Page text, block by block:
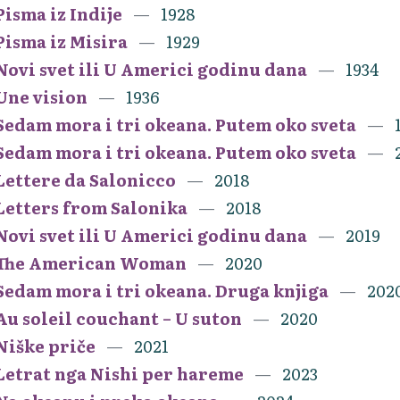
iz Indije
1928
iz Misira
1929
svet ili U Americi godinu dana
1934
vision
1936
mora i tri okeana. Putem oko sveta
mora i tri okeana. Putem oko sveta
da Salonicco
2018
from Salonika
2018
svet ili U Americi godinu dana
2019
American Woman
2020
mora i tri okeana. Druga knjiga
soleil couchant – U suton
2020
priče
2021
nga Nishi per hareme
2023